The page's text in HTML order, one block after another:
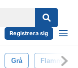
Registrera sig
Grå Flamma